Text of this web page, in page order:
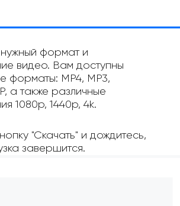
формат и
видео. Вам доступны
форматы: MP4, MP3,
а также различные
1080p, 1440p, 4k.
"Скачать" и дождитесь,
завершится.